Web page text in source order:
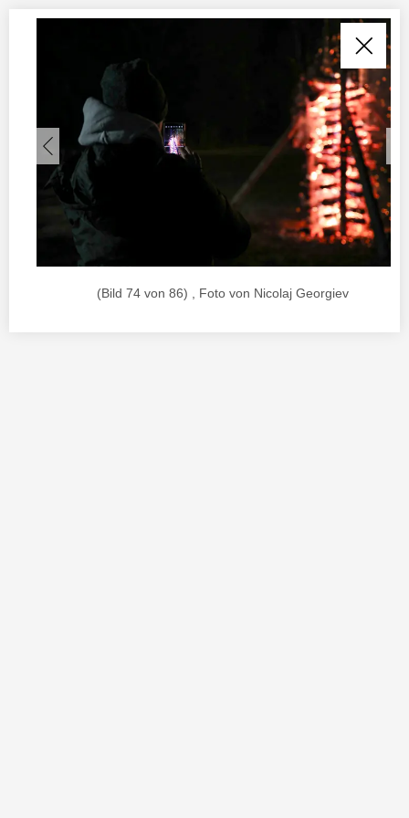
(Bild 74 von 86) , Foto von Nicolaj Georgiev